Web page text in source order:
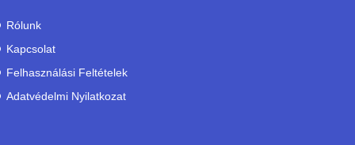
Rólunk
Kapcsolat
Felhasználási Feltételek
Adatvédelmi Nyilatkozat